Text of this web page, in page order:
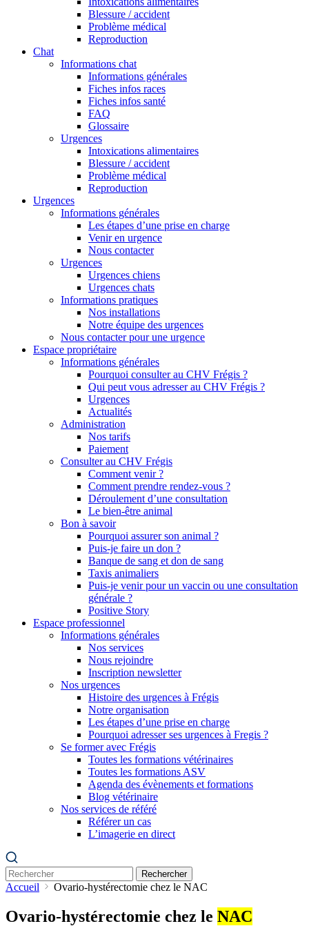
Blessure / accident
Problème médical
Reproduction
Chat
Informations chat
Informations générales
Fiches infos races
Fiches infos santé
FAQ
Glossaire
Urgences
Intoxications alimentaires
Blessure / accident
Problème médical
Reproduction
Urgences
Informations générales
Les étapes d’une prise en charge
Venir en urgence
Nous contacter
Urgences
Urgences chiens
Urgences chats
Informations pratiques
Nos installations
Notre équipe des urgences
Nous contacter pour une urgence
Espace propriétaire
Informations générales
Pourquoi consulter au CHV Frégis ?
Qui peut vous adresser au CHV Frégis ?
Urgences
Actualités
Administration
Nos tarifs
Paiement
Consulter au CHV Frégis
Comment venir ?
Comment prendre rendez-vous ?
Déroulement d’une consultation
Le bien-être animal
Bon à savoir
Pourquoi assurer son animal ?
Puis-je faire un don ?
Banque de sang et don de sang
Taxis animaliers
Puis-je venir pour un vaccin ou une consultation
générale ?
Positive Story
Espace professionnel
Informations générales
Nos services
Nous rejoindre
Inscription newsletter
Nos urgences
Histoire des urgences à Frégis
Notre organisation
Les étapes d’une prise en charge
Pourquoi adresser ses urgences à Fregis ?
Se former avec Frégis
Toutes les formations vétérinaires
Toutes les formations ASV
Agenda des évènements et formations
Blog vétérinaire
Nos services de référé
Référer un cas
L’imagerie en direct
Rechercher
Accueil Ovario-hystérectomie chez le NAC
Ovario-hystérectomie chez le NAC